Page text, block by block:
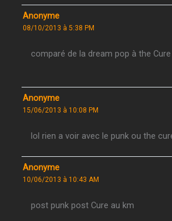
Anonyme
08/10/2013 à 5:38 PM
comparé de la dream pop à the Cure
Anonyme
15/06/2013 à 10:08 PM
lol rien a voir avec le punk ou the
Anonyme
10/06/2013 à 10:43 AM
post punk post Cure au km